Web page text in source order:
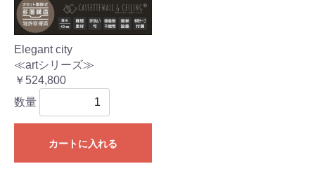
Elegant city
≪artシリーズ≫
￥524,800
数量
カートに入れる